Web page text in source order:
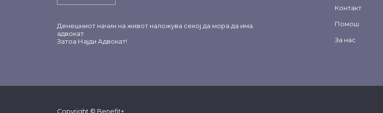
Денешниот начин на живот наложува секој да мора да има
адвокат.
Затоа Најди Адвокат!
Контакт
Помош
За нас
Copyright © Benefit+